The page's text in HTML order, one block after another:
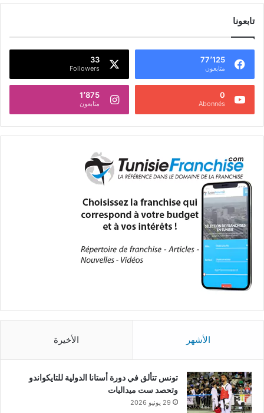
تابعونا
77٬125
متابعون
33
Followers
0
Abonnés
1٬875
متابعون
الأشهر الأخيرة
تونس تتألق في دورة أستانا الدولية للتايكواندو
وتحصد ست ميداليات
29 يونيو 2026